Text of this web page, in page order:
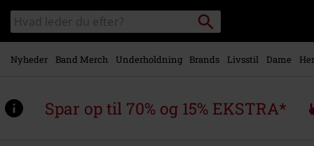
Gå til
hovedindhold
Søg
sortiment
Søg
Nyheder Band Merch Underholdning Brands Livsstil Dame
Spar op til 70% og 15% EKSTRA*